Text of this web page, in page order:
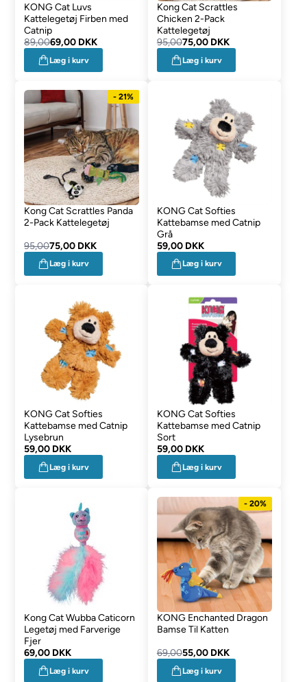
KONG Cat Luvs
Kattelegetøj Firben med
Catnip
89,0069,00 DKK
Læg i kurv
Kong Cat Scrattles
Chicken 2-Pack
Kattelegetøj
95,0075,00 DKK
Læg i kurv
- 21%
Kong Cat Scrattles Panda
2-Pack Kattelegetøj
95,0075,00 DKK
Læg i kurv
KONG Cat Softies
Kattebamse med Catnip
Grå
59,00 DKK
Læg i kurv
KONG Cat Softies
Kattebamse med Catnip
Lysebrun
59,00 DKK
Læg i kurv
KONG Cat Softies
Kattebamse med Catnip
Sort
59,00 DKK
Læg i kurv
Kong Cat Wubba Caticorn
Legetøj med Farverige
Fjer
69,00 DKK
Læg i kurv
- 20%
KONG Enchanted Dragon
Bamse Til Katten
69,0055,00 DKK
Læg i kurv